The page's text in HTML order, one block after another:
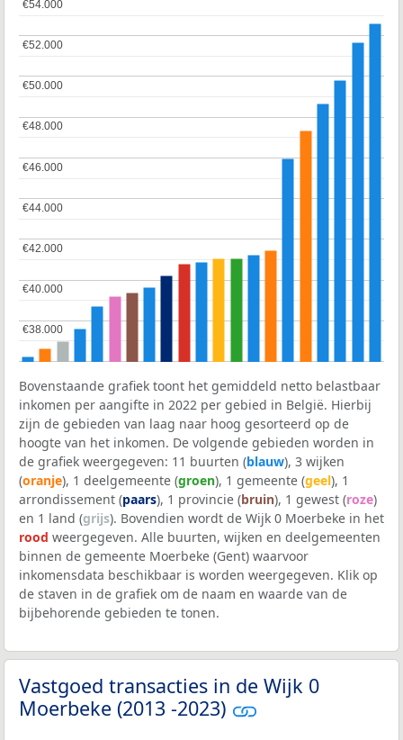
€38.000
€38.000
€40.000
€40.000
€42.000
€42.000
€44.000
€44.000
€46.000
€46.000
€48.000
€48.000
€50.000
€50.000
€52.000
€52.000
€54.000
€54.000
Bovenstaande grafiek toont het gemiddeld netto belastbaar
inkomen per aangifte in 2022 per gebied in België. Hierbij
zijn de gebieden van laag naar hoog gesorteerd op de
hoogte van het inkomen. De volgende gebieden worden in
de grafiek weergegeven: 11 buurten (blauw), 3 wijken
(oranje), 1 deelgemeente (groen), 1 gemeente (geel), 1
arrondissement (paars), 1 provincie (bruin), 1 gewest (roze)
en 1 land (grijs). Bovendien wordt de Wijk 0 Moerbeke in het
rood weergegeven. Alle buurten, wijken en deelgemeenten
binnen de gemeente Moerbeke (Gent) waarvoor
inkomensdata beschikbaar is worden weergegeven. Klik op
de staven in de grafiek om de naam en waarde van de
bijbehorende gebieden te tonen.
Vastgoed transacties in de Wijk 0
Moerbeke (2013 -2023)